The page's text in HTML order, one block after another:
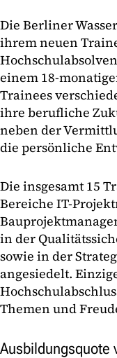
Die Berliner
ihrem neuen
einem 18-
Trainees
ihre berufliche
neben der
die persönliche
Die insgesamt 15
Bereiche IT-
in der
sowie in der
angesiedelt.
Themen und
Ausbildungsquote